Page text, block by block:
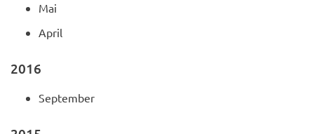
Mai
April
2016
September